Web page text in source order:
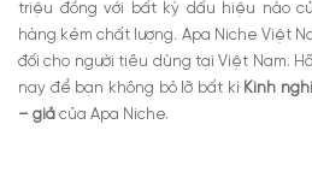
triệu đồng với bất kỳ dấu hiệu nào
hàng kém chất lượng. Apa Niche Việt
đối cho người tiêu dùng tại Việt Nam.
nay để bạn không bỏ lỡ bất kì Kinh
– giả của Apa Niche.